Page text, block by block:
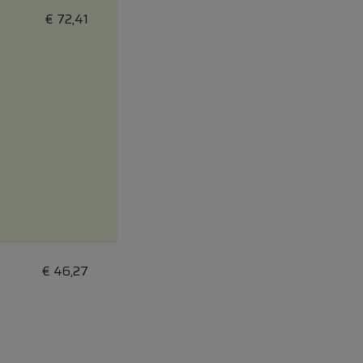
€ 72,41
€ 46,27